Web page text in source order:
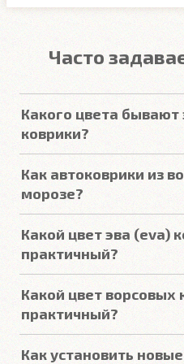
Часто
Какого цвета бывают
коврики?
цветаЕВАковриков:
Черный, Серый, Бежевый,
Коричневый, Ярко-
красный, Фиолетовый,
Коричневый, Розовый.
Как автоковрики из
морозе?
Какой цвет эва (eva)
практичный?
ЕВА- ковриках. Второй по
чёрный.
Какой цвет ворсовых
практичный?
Как установить